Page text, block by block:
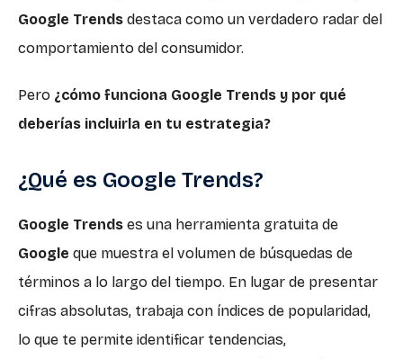
Google Trends destaca como un verdadero radar del
comportamiento del consumidor.
Pero ¿cómo funciona Google Trends y por qué
deberías incluirla en tu estrategia?
¿Qué es Google Trends?
Google Trends es una herramienta gratuita de
Google que muestra el volumen de búsquedas de
términos a lo largo del tiempo. En lugar de presentar
cifras absolutas, trabaja con índices de popularidad,
lo que te permite identificar tendencias,